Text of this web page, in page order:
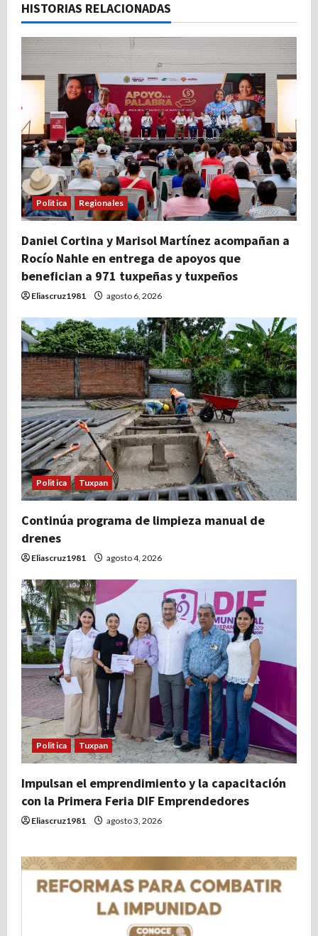
ó
n
d
e
e
n
t
r
a
d
a
s
HISTORIAS RELACIONADAS
Politica Regionales
Daniel Cortina y Marisol Martínez acompañan a
Rocío Nahle en entrega de apoyos que
benefician a 971 tuxpeñas y tuxpeños
Eliascruz1981 agosto 6, 2026
Politica Tuxpan
Continúa programa de limpieza manual de
drenes
Eliascruz1981 agosto 4, 2026
Politica Tuxpan
Impulsan el emprendimiento y la capacitación
con la Primera Feria DIF Emprendedores
Eliascruz1981 agosto 3, 2026